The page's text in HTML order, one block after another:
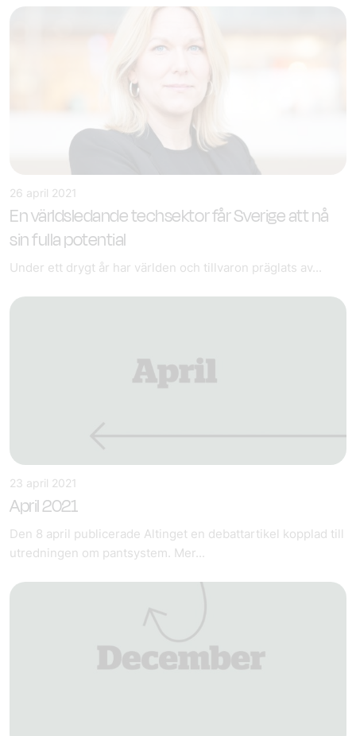
26 april 2021
En världsledande techsektor får Sverige att nå
sin fulla potential
Under ett drygt år har världen och tillvaron präglats av...
23 april 2021
April 2021
Den 8 april publicerade Altinget en debattartikel kopplad till
utredningen om pantsystem. Mer...